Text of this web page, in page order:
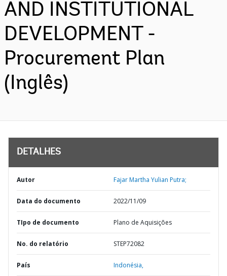
AND INSTITUTIONAL
DEVELOPMENT -
Procurement Plan
(Inglês)
DETALHES
Autor Fajar Martha Yulian Putra;
Data do documento 2022/11/09
TIpo de documento Plano de Aquisições
No. do relatório STEP72082
País Indonésia,